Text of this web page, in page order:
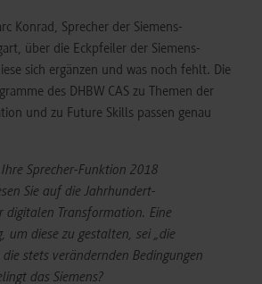
Konrad, Sprecher der Siemens-
über die Eckpfeiler der Siemens-
sich ergänzen und was noch fehlt. Die
des DHBW CAS zu Themen der
und zu Future Skills passen genau
Sprecher-Funktion 2018
Sie auf die Jahrhundert-
digitalen Transformation. Eine
um diese zu gestalten, sei „die
stets verändernden Bedingungen
das Siemens?